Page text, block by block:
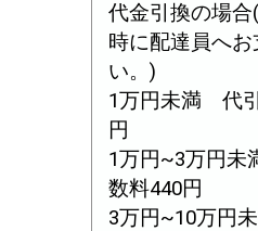
代金引換の場合
時に配達員へお
い。)
1万円未満 代
円
1万円~3万円
数料440円
3万円~10万円